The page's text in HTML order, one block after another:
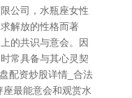
公司，水瓶座女性
解放的性格而著
的共识与意会。因
常具备与其心灵契
配资炒股详情_合法
最能意会和观赏水